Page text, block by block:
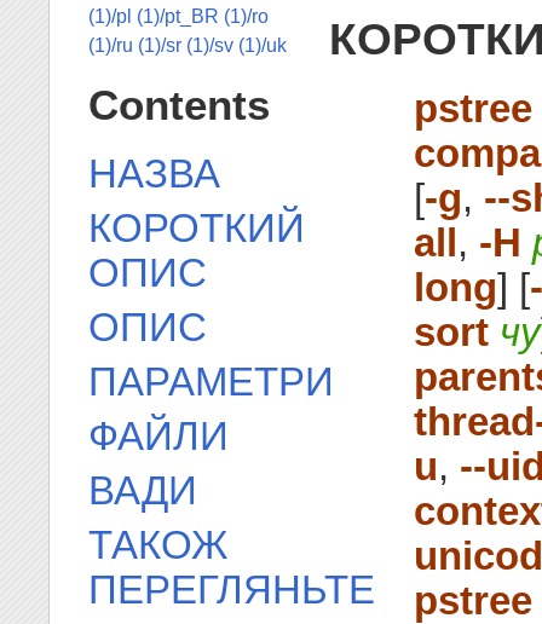
pstree
[-g, --
all, -H
long] [
sort чу
u, --
pstree
(1)/pl (1)/pt_BR (1)/ro
(1)/ru (1)/sr (1)/sv (1)/uk
Contents
НАЗВА
КОРОТКИЙ
ОПИС
ОПИС
ПАРАМЕТРИ
ФАЙЛИ
ВАДИ
ТАКОЖ
ПЕРЕГЛЯНЬТЕ